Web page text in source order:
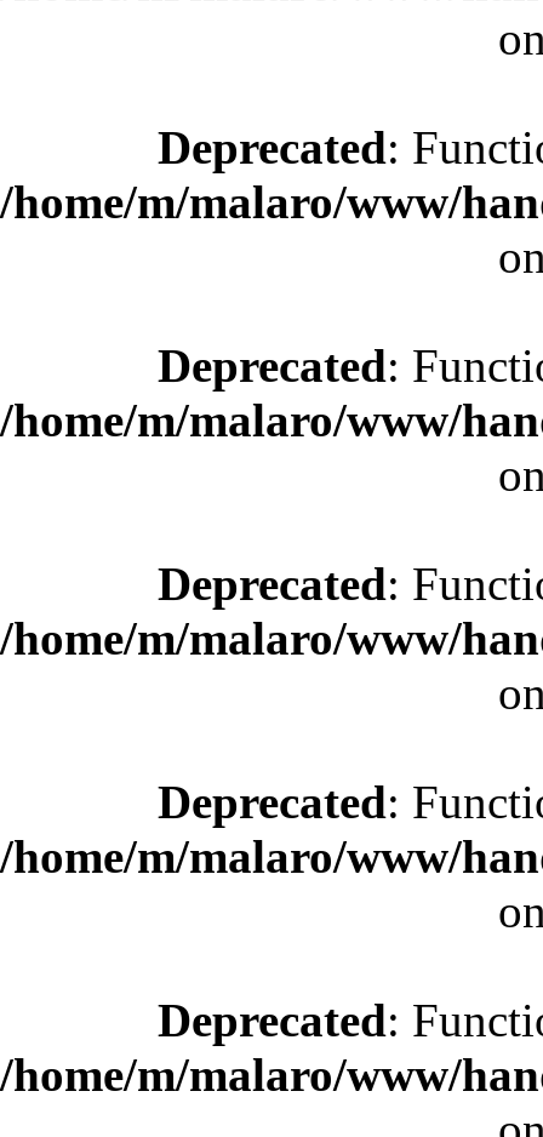
Deprecated:
/home/m/malaro/www/
Deprecated:
/home/m/malaro/www/
Deprecated:
/home/m/malaro/www/
Deprecated:
/home/m/malaro/www/
Deprecated:
/home/m/malaro/www/